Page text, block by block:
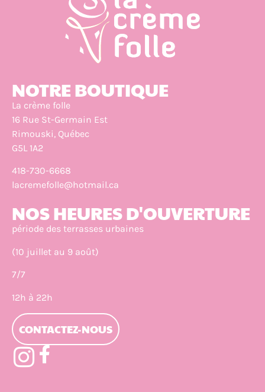
NOTRE BOUTIQUE
La crème folle
16 Rue St-Germain Est
Rimouski, Québec
G5L 1A2
418-730-6668
lacremefolle@hotmail.ca
NOS HEURES D'OUVERTURE
période des terrasses urbaines
(10 juillet au 9 août)
7/7
12h à 22h
CONTACTEZ-NOUS